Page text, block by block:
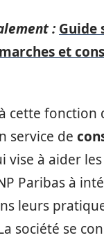
: Guide
et
cette fonction
service de
vise à aider
Paribas à
leurs
société se